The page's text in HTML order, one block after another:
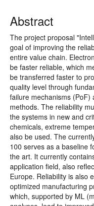
Abstract
The project proposal
goal of improving the
entire value chain.
be faster reliable, which
be transferred faster to
quality level through
failure mechanisms (PoF)
methods. The reliability
the systems in new and
chemicals, extreme
also be used. The
100 serves as a baseline
the art. It currently
application field, also
Europe. Reliability is also
optimized manufacturing
which, supported by ML